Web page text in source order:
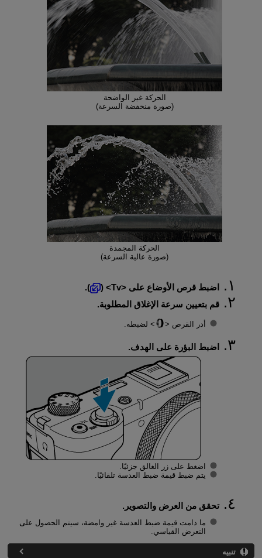
الحركة غير الواضحة
(صورة منخفضة السرعة)
الحركة المجمدة
(صورة عالية السرعة)
اضبط قرص الأوضاع على Tv
(
).
قم بتعيين سرعة الإغلاق المطلوبة.
أدر القرص لضبطه.
اضبط البؤرة على الهدف.
اضغط على زر الغالق جزئيًا.
يتم ضبط قيمة ضبط العدسة تلقائيًا.
تحقق من العرض والتصوير.
ما دامت قيمة ضبط العدسة غير وامضة، سيتم الحصول على
التعرض القياسي.
تنبيه